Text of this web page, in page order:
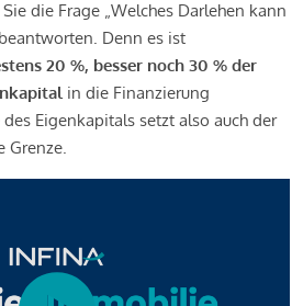
die Frage „Welches Darlehen kann
Denn es ist
20 %, besser noch 30 % der
in die Finanzierung
Eigenkapitals setzt also auch der
Grenze.